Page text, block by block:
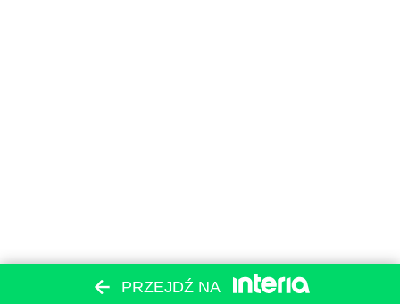
PRZEJDŹ NA